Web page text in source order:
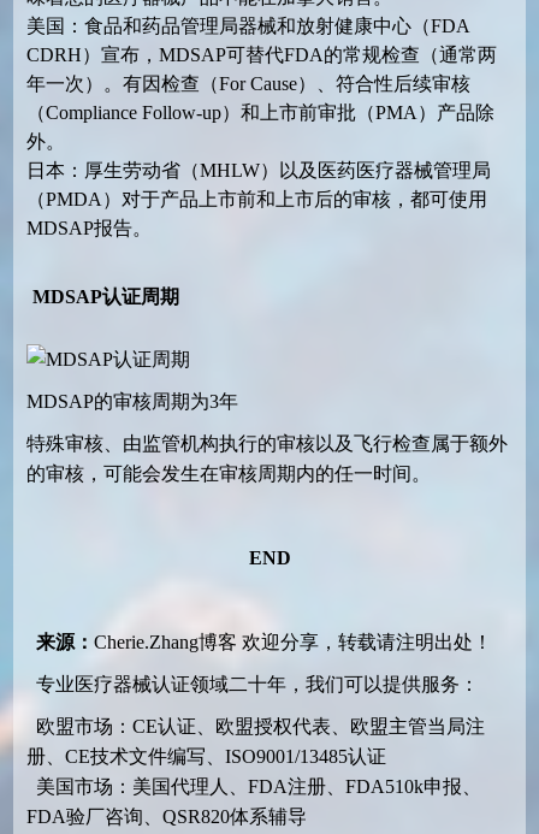
美国： 食品和药品管理局器械和放射健康中心（FDA
CDRH）宣布，MDSAP可替代FDA的常规检查（通常两
年一次）。有因检查（For Cause）、符合性后续审核
（Compliance Follow-up）和上市前审批（PMA）产品除
外。
日本： 厚生劳动省（MHLW）以及医药医疗器械管理局
（PMDA）对于产品上市前和上市后的审核，都可使用
MDSAP报告。
MDSAP认证周期
MDSAP的审核周期为3年
特殊审核、由监管机构执行的审核以及飞行检查属于额外
的审核，可能会发生在审核周期内的任一时间。
END
来源： Cherie.Zhang博客 欢迎分享，转载请注明出处！
专业医疗器械认证领域二十年，我们可以提供服务：
欧盟市场：CE认证、欧盟授权代表、欧盟主管当局注
册、CE技术文件编写、ISO9001/13485认证
美国市场：美国代理人、FDA注册、FDA510k申报、
FDA验厂咨询、QSR820体系辅导